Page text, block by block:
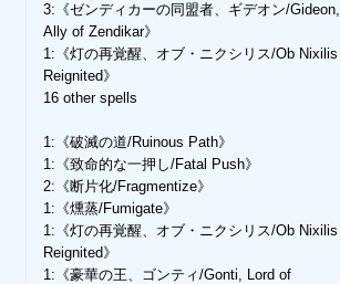
3:《ゼンディカーの同盟者、ギデオン/Gideon,
Ally of Zendikar》
1:《灯の再覚醒、オブ・ニクシリス/Ob Nixilis
Reignited》
16 other spells
1:《破滅の道/Ruinous Path》
1:《致命的な一押し/Fatal Push》
2:《断片化/Fragmentize》
1:《燻蒸/Fumigate》
1:《灯の再覚醒、オブ・ニクシリス/Ob Nixilis
Reignited》
1:《豪華の王、ゴンティ/Gonti, Lord of